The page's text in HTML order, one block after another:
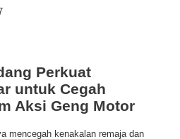
Perkuat
untuk Cegah
Aksi Geng Motor
mencegah kenakalan remaja dan